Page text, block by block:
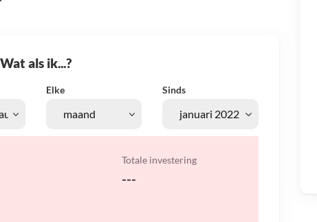
Wat als ik...?
Elke Sinds
Totale investering
---